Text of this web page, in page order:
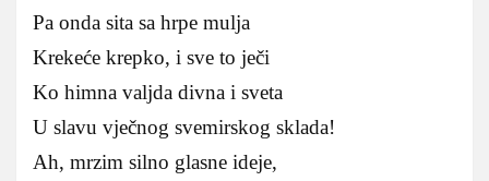
Pa onda sita sa hrpe mulja
Krekeće krepko, i sve to ječi
Ko himna valjda divna i sveta
U slavu vječnog svemirskog sklada!
Ah, mrzim silno glasne ideje,